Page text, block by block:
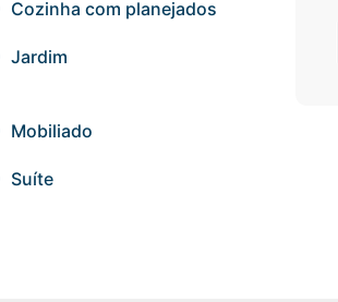
Cozinha com planejados
Jardim
Mobiliado
Suíte